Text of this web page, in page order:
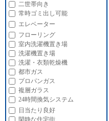
二世帯向き
常時ゴミ出し可能
エレベーター
フローリング
室内洗濯機置き場
洗濯機置き場
洗濯・衣類乾燥機
都市ガス
プロパンガス
複層ガラス
24時間換気システム
日当たり良好